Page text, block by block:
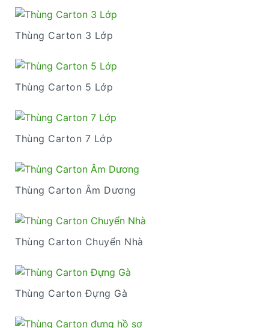
Thùng Carton 3 Lớp
Thùng Carton 5 Lớp
Thùng Carton 7 Lớp
Thùng Carton Âm Dương
Thùng Carton Chuyển Nhà
Thùng Carton Đựng Gà